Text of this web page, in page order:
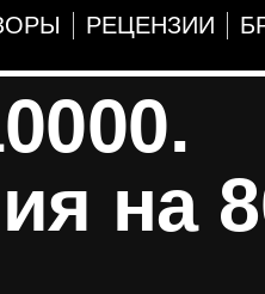
РЕЦЕНЗИИ
на